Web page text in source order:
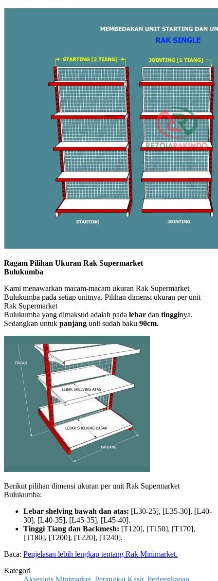
Ragam Pilihan Ukuran Rak Supermarket
Bulukumba
Kami menawarkan macam-macam ukuran Rak Supermarket
Bulukumba pada setiap unitnya. Pilihan dimensi ukuran per unit
Rak Supermarket
Bulukumba yang dimaksud adalah pada lebar dan tingginya.
Sedangkan untuk panjang unit sudah baku 90cm.
Berikut pilihan dimensi ukuran per unit Rak Supermarket
Bulukumba:
Lebar shelving bawah dan atas: [L30-25], [L35-30], [L40-
30], [L40-35], [L45-35], [L45-40].
Tinggi Tiang dan Backmesh: [T120], [T150], [T170],
[T180], [T200], [T220], [T240].
Baca: Penjelasan lebih lengkap tentang Rak Minimarket.
Kategori
Aksesoris Minimarket Perangkat Kasir, Perlengkapan